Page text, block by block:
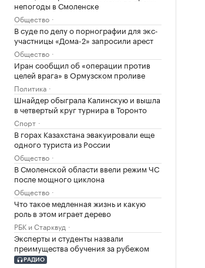
непогоды в Смоленске
Общество
В суде по делу о порнографии для экс-
участницы «Дома-2» запросили арест
Общество
Иран сообщил об «операции против
целей врага» в Ормузском проливе
Политика
Шнайдер обыграла Калинскую и вышла
в четвертый круг турнира в Торонто
Спорт
В горах Казахстана эвакуировали еще
одного туриста из России
Общество
В Смоленской области ввели режим ЧС
после мощного циклона
Общество
Что такое медленная жизнь и какую
роль в этом играет дерево
РБК и Старквуд
Эксперты и студенты назвали
преимущества обучения за рубежом
РАДИО